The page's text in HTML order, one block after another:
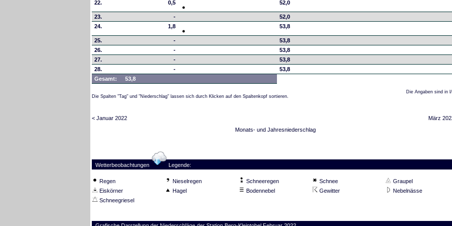
22. 0,5 52,0
23. -
52,0
24.
1,8 53,8
25. -
53,8
26.
-
53,8
27.
-
53,8
28.
-
53,8
Gesamt:
53,8
Die Spalten "Tag" und "Niederschlag" lassen sich durch Klicken auf den Spaltenkopf sortieren.
Die Angaben sind in l/
< Januar 2022
März
Monats- und Jahresniederschlag
Wetterbeobachtungen Legende:
Regen Nieselregen Schneeregen Schnee
Graupel
Eiskörner
Hagel Bodennebel Gewitter
Nebelnässe
Schneegriesel